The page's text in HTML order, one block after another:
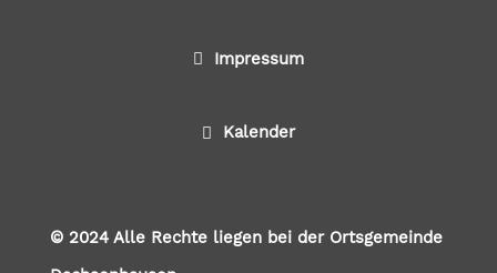
Impressum
Kalender
© 2024 Alle Rechte liegen bei der Ortsgemeinde